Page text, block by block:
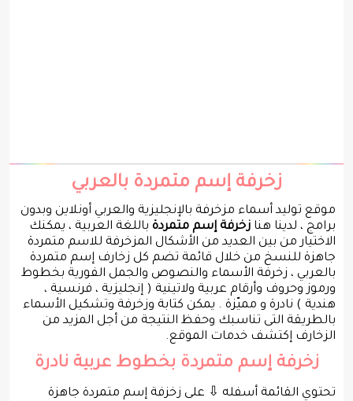
زخرفة إسم متمردة بالعربي
موقع توليد أسماء مزخرفة بالإنجليزية والعربي أونلاين وبدون
برامج ، لدينا هنازخرفة إسم متمردة باللغة العربية ، يمكنك
الاختيار من بين العديد من الأشكال المزخرفة للاسم متمردة
جاهزة للنسخ من خلال قائمة تضم كل زخارف إسم متمردة
بالعربي ، زخرفة الأسماء والنصوص والجمل الفورية بخطوط
ورموز وحروف وأرقام عربية ولاتينية ( إنجليزية ، فرنسية ،
هندية ) نادرة و مميّزة . يمكن كتابة وزخرفة وتشكيل الأسماء
بالطريقة التى تناسبك وحفظ النتيجة من أجل المزيد من
الزخارف إكتشف خدمات الموقع.
زخرفة إسم متمردة بخطوط عربية نادرة
تحتوي القائمة أسفله ⇩ على زخزفة إسم متمردة جاهزة